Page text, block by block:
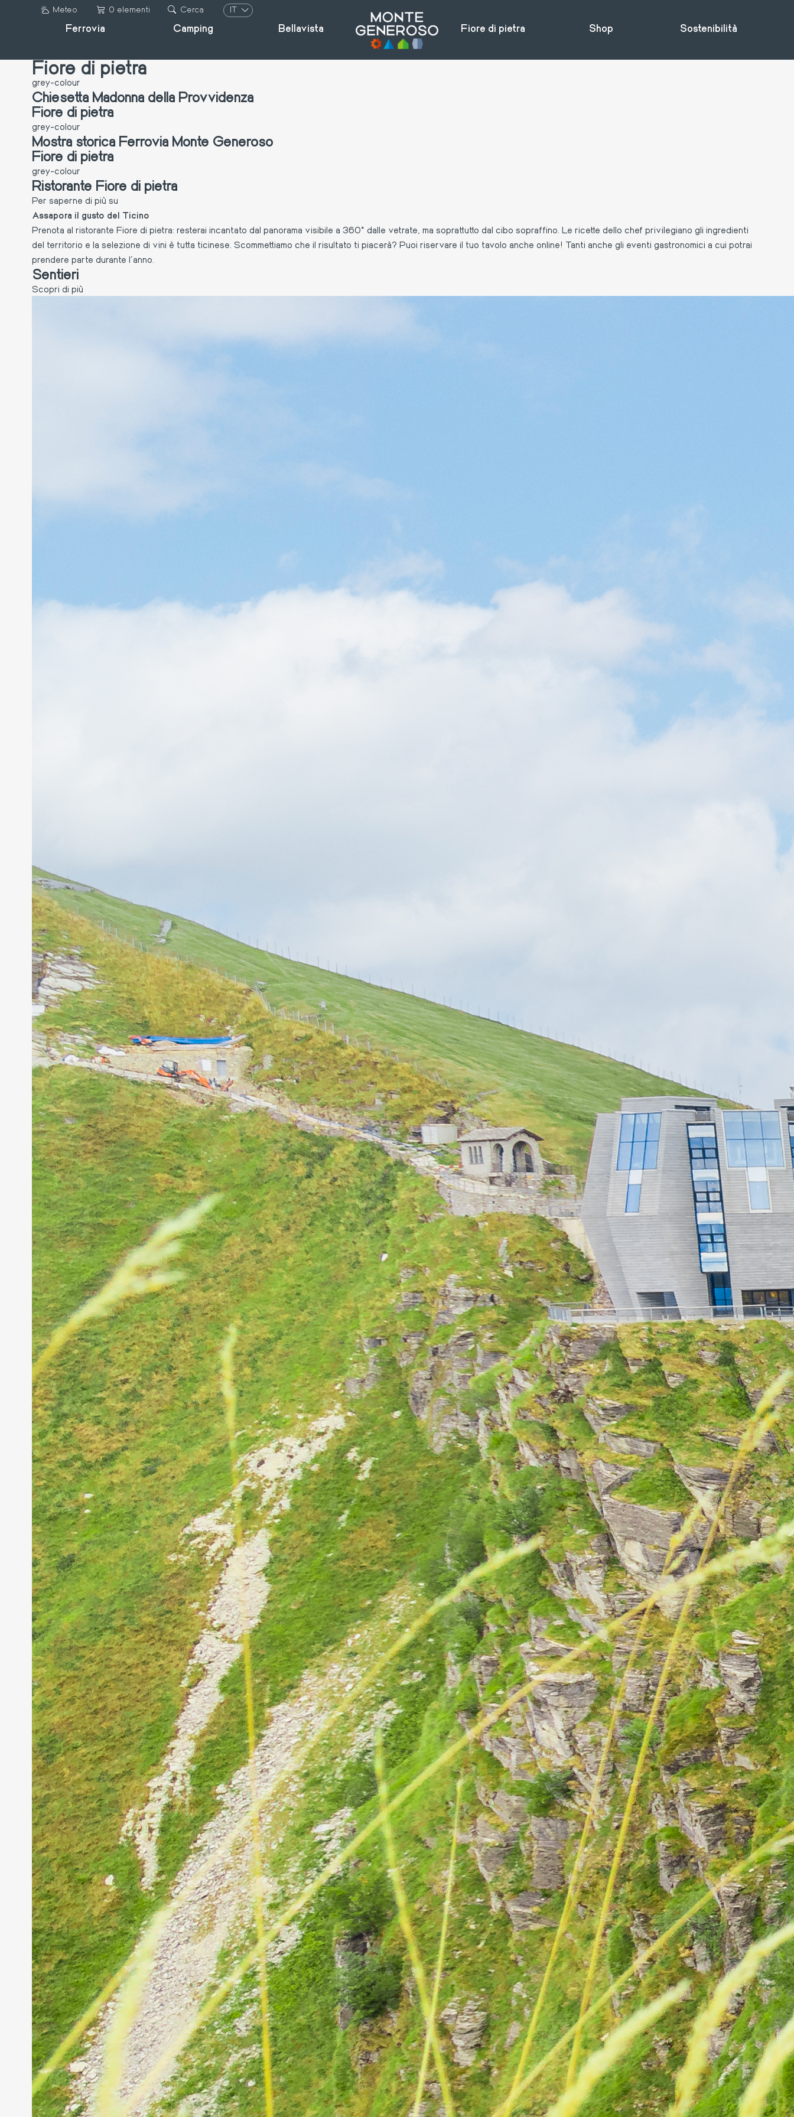
Meteo 0 elementi Cerca
IT
Ferrovia Camping Bellavista Fiore di pietra Shop Sostenibilità
Fiore di pietra
grey-colour
Chiesetta Madonna della Provvidenza
Fiore di pietra
grey-colour
Mostra storica Ferrovia Monte Generoso
Fiore di pietra
grey-colour
Ristorante Fiore di pietra
Per saperne di più su
Fiore
di
pietra
Assapora il gusto del Ticino
Prenota al ristorante Fiore di pietra: resterai incantato dal panorama visibile a 360° dalle vetrate, ma soprattutto dal cibo sopraffino. Le ricette dello chef privilegiano gli ingredienti
del territorio e la selezione di vini è tutta ticinese. Scommettiamo che il risultato ti piacerà? Puoi riservare il tuo tavolo anche online! Tanti anche gli eventi gastronomici a cui potrai
prendere parte durante l’anno.
Sentieri
Scopri di più